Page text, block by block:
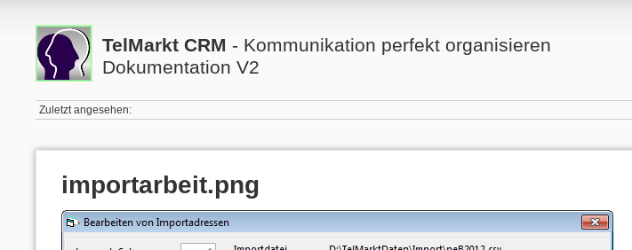
TelMarkt CRM - Kommunikation perfekt organisieren
Dokumentation V2
Zuletzt angesehen:
importarbeit.png